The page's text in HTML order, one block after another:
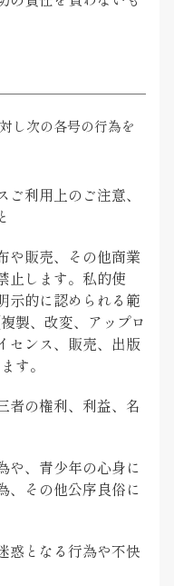
し次の各号の行為を
利用上のご注意、
や販売、その他商業
止します。私的使
示的に認められる範
製、改変、アップロ
センス、販売、出版
す。
者の権利、利益、名
や、青少年の心身に
、その他公序良俗に
惑となる行為や不快